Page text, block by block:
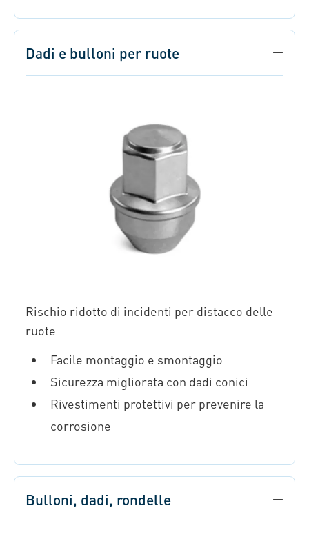
Dadi e bulloni per ruote
Rischio ridotto di incidenti per distacco delle
ruote
Facile montaggio e smontaggio
Sicurezza migliorata con dadi conici
Rivestimenti protettivi per prevenire la
corrosione
Bulloni, dadi, rondelle